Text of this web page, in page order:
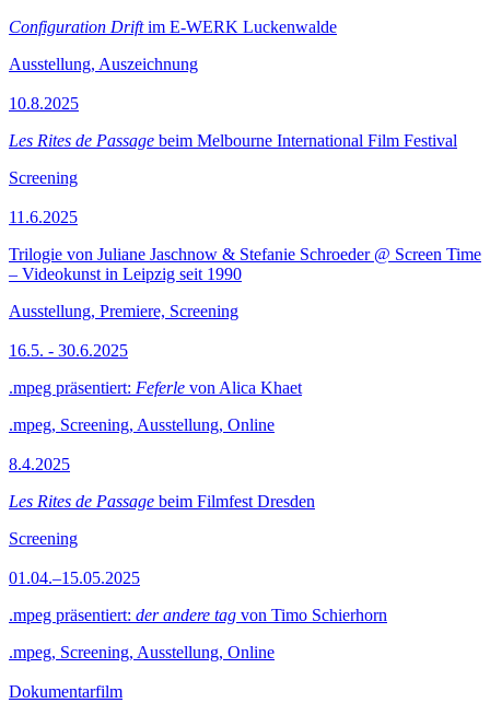
Configuration Driftim E-WERK Luckenwalde
Ausstellung, Auszeichnung
10.8.2025
Les Rites de Passage beim Melbourne International Film Festival
Screening
11.6.2025
Trilogie von Juliane Jaschnow & Stefanie Schroeder @ Screen Time
– Videokunst in Leipzig seit 1990
Ausstellung, Premiere, Screening
16.5. - 30.6.2025
.mpeg präsentiert: Feferle von Alica Khaet
.mpeg, Screening, Ausstellung, Online
8.4.2025
Les Rites de Passage beim Filmfest Dresden
Screening
01.04.–15.05.2025
.mpeg präsentiert: der andere tag von Timo Schierhorn
.mpeg, Screening, Ausstellung, Online
Dokumentarfilm